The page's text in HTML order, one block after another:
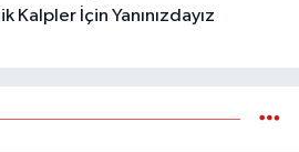
Kalpler İçin Yanınızdayız